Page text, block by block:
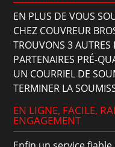
EN PLUS DE VOUS
CHEZ COUVREUR
TROUVONS 3 AUTRES
PARTENAIRES PRÉ-
UN COURRIEL DE
TERMINER LA
EN LIGNE, FACILE,
ENGAGEMENT